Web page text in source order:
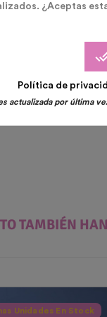
Fiestas
TAMBIÉN
Unidades En Stock
¿Aceptas
Política de
actualizada por última